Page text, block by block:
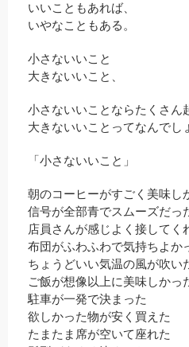
いいこともあれば、
いやなこともある。
小さないいこと
大きないいこと、
小さないいことならたくさん
大きないいことってなんでし
「小さないいこと」
朝のコーヒーがすごく美味し
信号が全部青でスムーズだっ
店員さんが感じよく接してく
布団がふわふわで気持ちよか
ちょうどいい気温の風が吹い
ご飯が想像以上に美味しかっ
駐車が一発で決まった
欲しかった物が安く買えた
たまたま席が空いて座れた